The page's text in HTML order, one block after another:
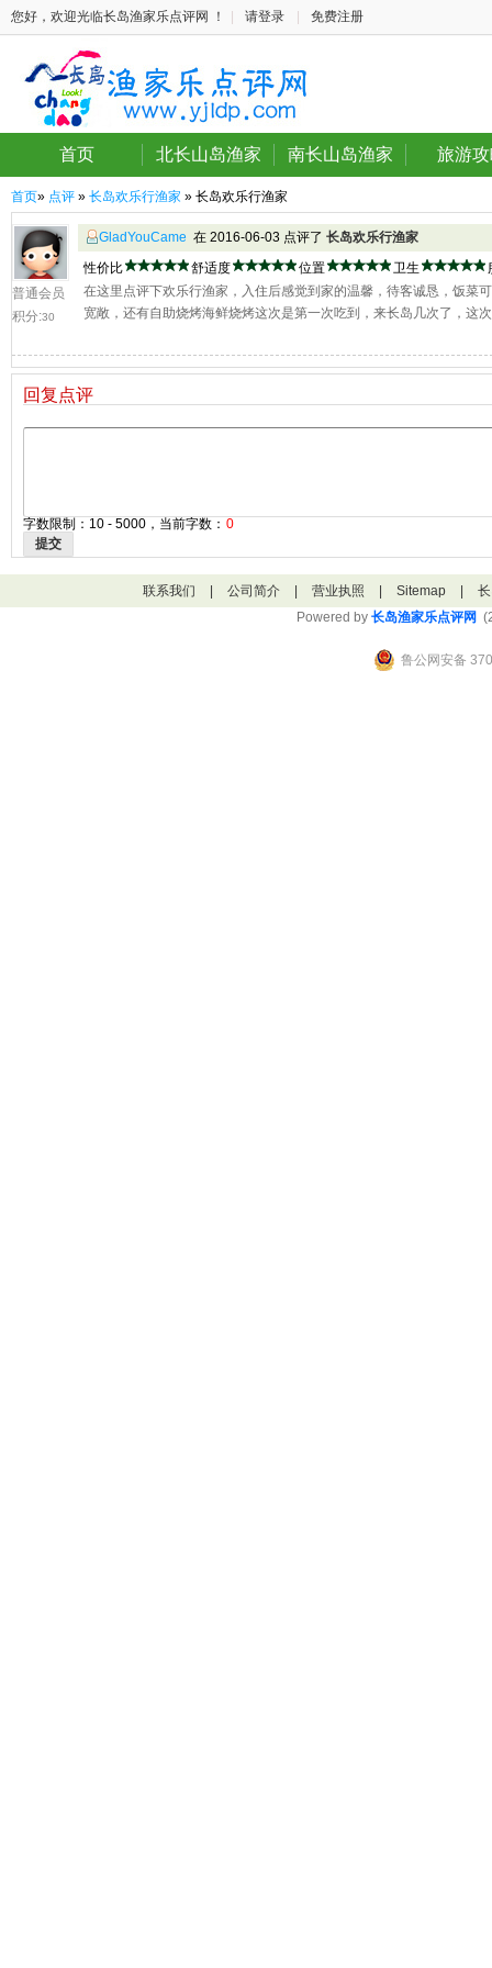
您好，欢迎光临长岛渔家乐点评网 ！ 请登录 免费注册
首页 北长山岛渔家 南长山岛渔家 旅游
首页» 点评 » 长岛欢乐行渔家 » 长岛欢乐行渔家
普通会员
积分:30
GladYouCame 在 2016-06-03 点评了 长岛欢乐行渔家
性价比
舒适度 位置 卫生
在这里点评下欢乐行渔家，入住后感觉到家的温馨，待客诚恳，饭菜
宽敞，还有自助烧烤海鲜烧烤这次是第一次吃到，来长岛几次了，这
回复点评
字数限制：10 - 5000，当前字数： 0
提交
联系我们 公司简介 营业执照 Sitemap
Powered by 长岛渔家乐点评网
鲁公网安备